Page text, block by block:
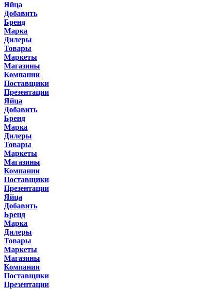
Яйца
Добавить
Бренд
Марка
Дилеры
Товары
Маркеты
Магазины
Компании
Поставщики
Презентации
Яйца
Добавить
Бренд
Марка
Дилеры
Товары
Маркеты
Магазины
Компании
Поставщики
Презентации
Яйца
Добавить
Бренд
Марка
Дилеры
Товары
Маркеты
Магазины
Компании
Поставщики
Презентации